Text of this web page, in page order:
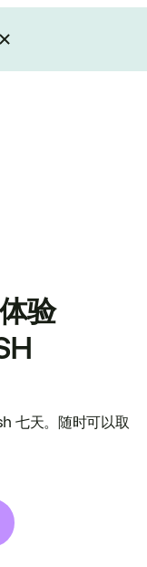
验
七天。随时可以取